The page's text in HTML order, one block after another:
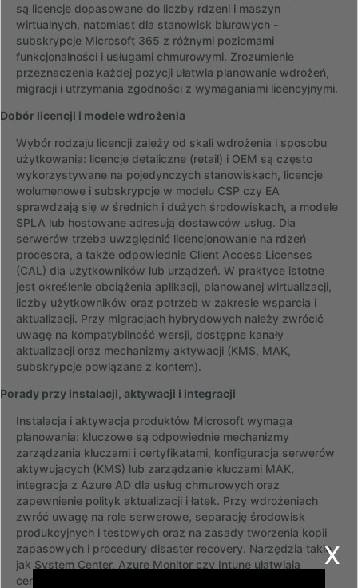
są licencje dopasowane do liczby rdzeni i maszyn
wirtualnych, natomiast dla stanowisk biurowych -
subskrypcje Microsoft 365 z różnymi poziomami
funkcjonalności i usługami chmurowymi. Zrozumienie
przeznaczenia każdej pozycji ułatwia planowanie wdrożeń,
migracji i utrzymania zgodności z wymaganiami licencyjnymi.
Dobór licencji i modele wdrożenia
Wybór rodzaju licencji zależy od skali wdrożenia i sposobu
użytkowania: licencje detaliczne (retail) i OEM są często
wykorzystywane na pojedynczych stanowiskach, licencje
wolumenowe i subskrypcje w modelu CSP czy EA
sprawdzają się w średnich i dużych środowiskach, a modele
SPLA lub hostowane adresują dostawców usług. Dla
serwerów trzeba uwzględnić licencjonowanie na rdzeń
procesora, a także odpowiednie Client Access Licenses
(CAL) dla użytkowników lub urządzeń. W praktyce istotne
jest określenie obciążenia aplikacji, planowanej wirtualizacji,
liczby użytkowników oraz potrzeb w zakresie wsparcia i
aktualizacji. Przy migracjach hybrydowych należy zwrócić
uwagę na kompatybilność wersji, dostępne kanały
aktualizacji oraz mechanizmy aktywacji (KMS, MAK,
subskrypcje powiązane z kontem).
Porady przy instalacji, aktywacji i integracji
Instalacja i aktywacja produktów Microsoft wymaga
planowania: kluczowe są odpowiednie mechanizmy
zarządzania kluczami i certyfikatami, konfiguracja serwerów
aktywujących (KMS) lub zarządzanie kluczami MAK,
integracja z Azure AD dla usług chmurowych oraz
zapewnienie polityk aktualizacji i łatek. Przy wdrożeniach
zwróć uwagę na role serwerowe, separację środowisk
produkcyjnych i testowych oraz na zasady tworzenia kopii
zapasowych i procedury disaster recovery. Narzędzia takie
jak System Center, Azure Monitor czy Intune ułatwiają
centralne zarządzanie, ale wymagają odpowiedniego
x